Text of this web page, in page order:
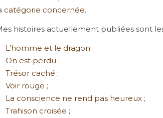
catégorie concernée.
histoires actuellement publiées sont
L’homme et le dragon ;
On est perdu ;
Trésor caché ;
Voir rouge ;
La conscience ne rend pas heureux ;
Trahison croisée ;